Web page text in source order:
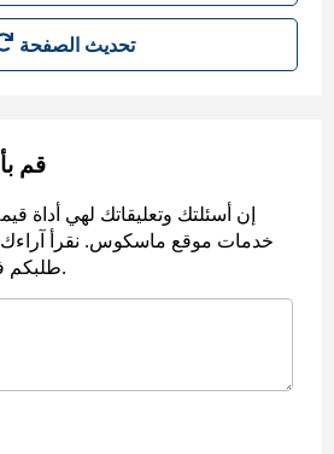
تحديث الصفحة
قم
إن أسئلتك وتعليقاتك لهي أداة
خدمات موقع ماسكوس. نقرأ آراءك،
طلبكم في أسرع وقت ممكن.